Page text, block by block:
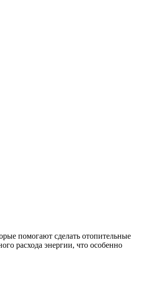
помогают сделать отопительные
расхода энергии, что особенно